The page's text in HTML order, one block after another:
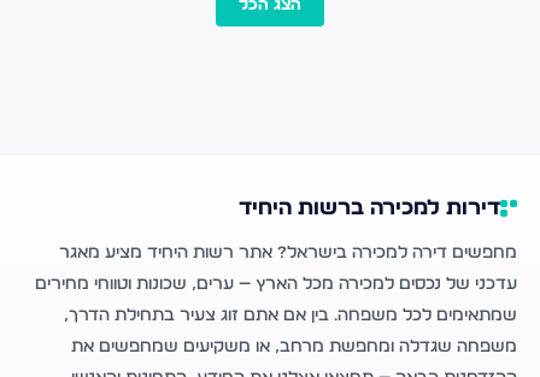
הצג הכל
דירות למכירה ברשות היחיד
מחפשים דירה למכירה בישראל? אתר רשות היחיד מציע מאגר
עדכני של נכסים למכירה מכל הארץ — ערים, שכונות וטווחי מחירים
שמתאימים לכל משפחה. בין אם אתם זוג צעיר בתחילת הדרך,
משפחה שגדלה ומחפשת מרחב, או משקיעים שמחפשים את